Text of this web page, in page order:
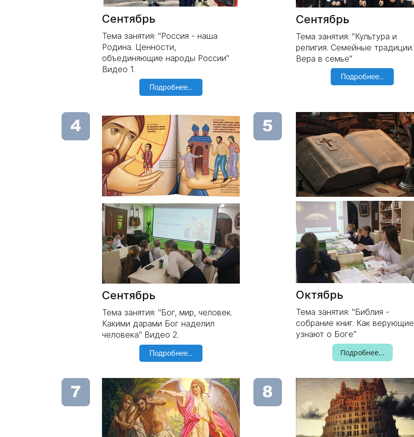
Сентябрь
Тема занятия: "Россия - наша
Родина. Ценности,
объединяющие народы России"
Видео 1.
Подробнее...
Сентябрь
Тема занятия: "Культура и
религия. Семейные традиции.
Вера в семье"
Подробнее...
Сентябрь
Тема занятия: "Бог, мир, человек.
Какими дарами Бог наделил
человека" Видео 2.
Подробнее...
Октябрь
Тема занятия: "Библия -
собрание книг. Как верующие
узнают о Боге"
Подробнее...